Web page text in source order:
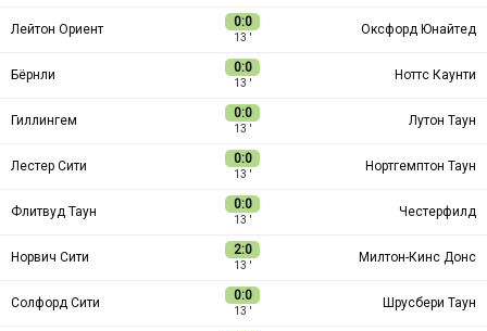
Лейтон Ориент 0:0
13 ′
Оксфорд Юнайтед
Бёрнли 0:0
13 ′
Ноттс Каунти
Гиллингем 0:0
13 ′
Лутон Таун
Лестер Сити 0:0
13 ′
Нортгемптон Таун
Флитвуд Таун 0:0
13 ′
Честерфилд
Норвич Сити 2:0
13 ′
Милтон-Кинс Донс
Солфорд Сити 0:0
13 ′
Шрусбери Таун